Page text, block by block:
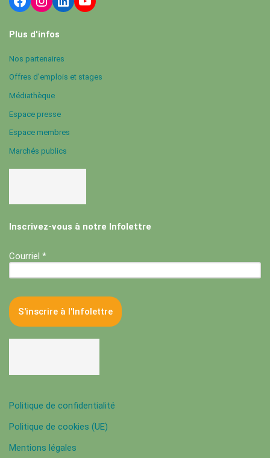
Plus d'infos
Nos partenaires
Offres d’emplois et stages
Médiathèque
Espace presse
Espace membres
Marchés publics
Inscrivez-vous à notre Infolettre
Courriel *
Politique de confidentialité
Politique de cookies (UE)
Mentions légales